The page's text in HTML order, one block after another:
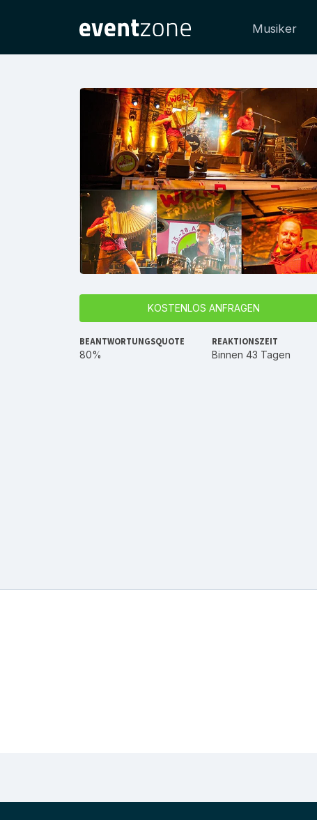
Musiker
KOSTENLOS ANFRAGEN
BEANTWORTUNGSQUOTE
80%
REAKTIONSZEIT
Binnen 43 Tagen